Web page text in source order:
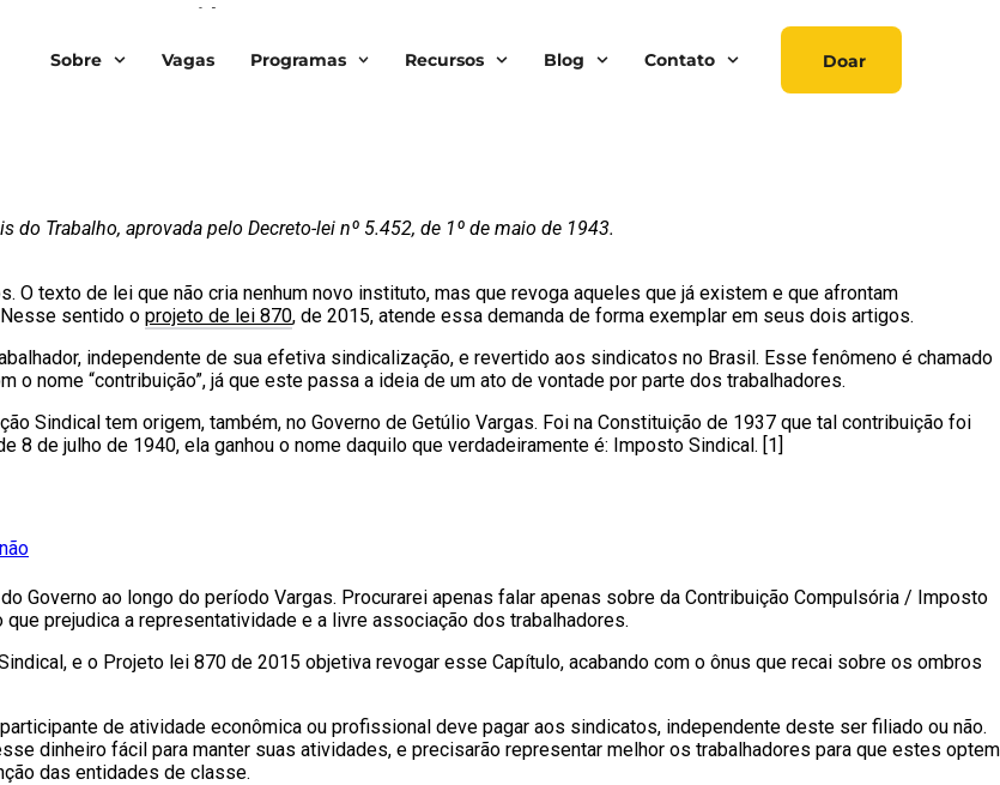
Sobre Vagas Programas Recursos Blog Contato Doar
Brasil
Trabalho, aprovada pelo Decreto-lei nº 5.452, de 1º de maio de 1943.
texto de lei que não cria nenhum novo instituto, mas que revoga aqueles que já existem e que afrontam
sentido o projeto de lei 870, de 2015, atende essa demanda de forma exemplar em seus dois artigos.
independente de sua efetiva sindicalização, e revertido aos sindicatos no Brasil. Esse fenômeno é chamado
nome “contribuição”, já que este passa a ideia de um ato de vontade por parte dos trabalhadores.
Sindical tem origem, também, no Governo de Getúlio Vargas. Foi na Constituição de 1937 que tal contribuição foi
8 de julho de 1940, ela ganhou o nome daquilo que verdadeiramente é: Imposto Sindical. [1]
Governo ao longo do período Vargas. Procurarei apenas falar apenas sobre da Contribuição Compulsória / Imposto
prejudica a representatividade e a livre associação dos trabalhadores.
e o Projeto lei 870 de 2015 objetiva revogar esse Capítulo, acabando com o ônus que recai sobre os ombros
de atividade econômica ou profissional deve pagar aos sindicatos, independente deste ser filiado ou não.
dinheiro fácil para manter suas atividades, e precisarão representar melhor os trabalhadores para que estes optem
das entidades de classe.